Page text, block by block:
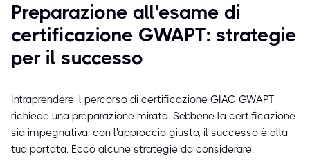
Preparazione all'esame di
certificazione GWAPT: strategie
per il successo
Intraprendere il percorso di certificazione GIAC GWAPT
richiede una preparazione mirata. Sebbene la certificazione
sia impegnativa, con l'approccio giusto, il successo è alla
tua portata. Ecco alcune strategie da considerare: